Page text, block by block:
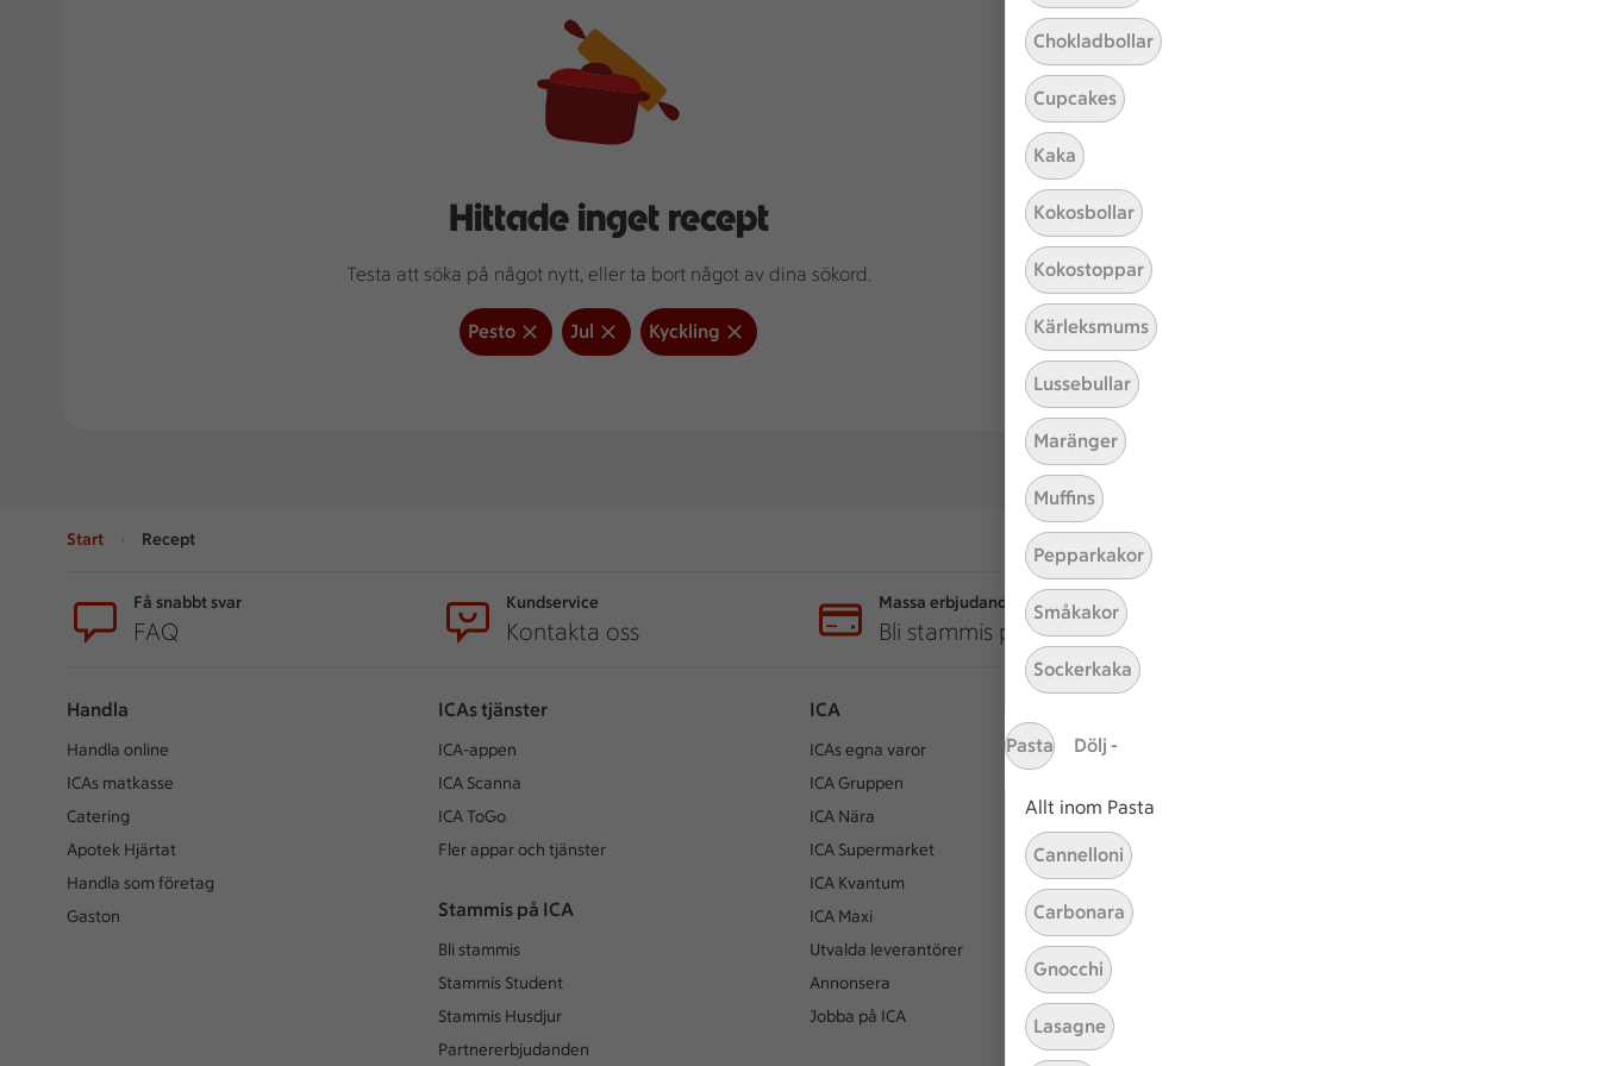
Chokladbollar
Cupcakes
Kaka
Kokosbollar
Kokostoppar
Kärleksmums
Lussebullar
Maränger
Muffins
Pepparkakor
Småkakor
Sockerkaka
Pasta Dölj -
Allt inom Pasta
Cannelloni
Carbonara
Gnocchi
Lasagne
Hittade inget recept
Testa att söka på något nytt, eller ta bort något av dina sökord.
Pesto Jul Kyckling
Start Recept
Få snabbt svar
FAQ
Kundservice
Kontakta oss
Massa erbjudanden
Bli stammis på ICA
Handla
Handla online
ICAs matkasse
Catering
Apotek Hjärtat
Handla som företag
Gaston
ICAs tjänster
ICA-appen
ICA Scanna
ICA ToGo
Fler appar och tjänster
Stammis på ICA
Bli stammis
Stammis Student
Stammis Husdjur
Partnererbjudanden
ICA
ICAs egna varor
ICA Gruppen
ICA Nära
ICA Supermarket
ICA Kvantum
ICA Maxi
Utvalda leverantörer
Annonsera
Jobba på ICA